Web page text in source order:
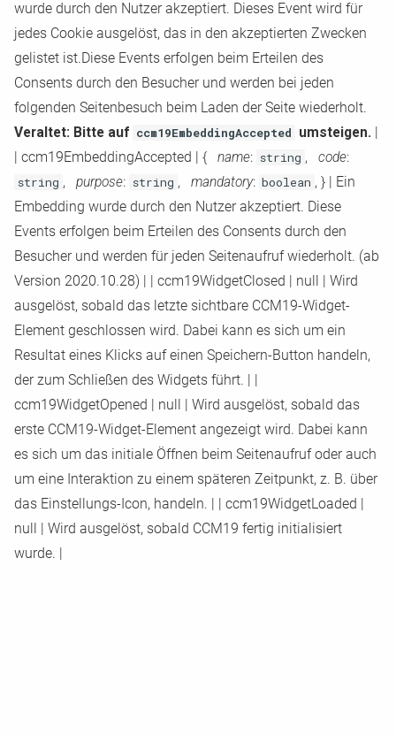
wurde durch den Nutzer akzeptiert. Dieses Event wird für
jedes Cookie ausgelöst, das in den akzeptierten Zwecken
gelistet ist.Diese Events erfolgen beim Erteilen des
Consents durch den Besucher und werden bei jeden
folgenden Seitenbesuch beim Laden der Seite wiederholt.
Veraltet: Bitte auf ccm19EmbeddingAccepted umsteigen.
ccm19EmbeddingAccepted { name: string , code:
string , purpose: string , mandatory: boolean , }
Ein
Embedding wurde durch den Nutzer akzeptiert. Diese
Events erfolgen beim Erteilen des Consents durch den
Besucher und werden für jeden Seitenaufruf wiederholt. (ab
Version 2020.10.28)
ccm19WidgetClosed null
Wird
ausgelöst, sobald das letzte sichtbare CCM19-Widget-
Element geschlossen wird. Dabei kann es sich um ein
Resultat eines Klicks auf einen Speichern-Button handeln,
der zum Schließen des Widgets führt.
ccm19WidgetOpened
null
Wird ausgelöst, sobald das
erste CCM19-Widget-Element angezeigt wird. Dabei kann
es sich um das initiale Öffnen beim Seitenaufruf oder auch
um eine Interaktion zu einem späteren Zeitpunkt, z. B. über
das Einstellungs- Icon, handeln. ccm19WidgetLoaded
null
Wird ausgelöst, sobald CCM19 fertig initialisiert
wurde.